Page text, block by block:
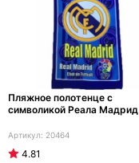
Пляжное полотенце с
символикой Реала Мадрид
20464
4.81